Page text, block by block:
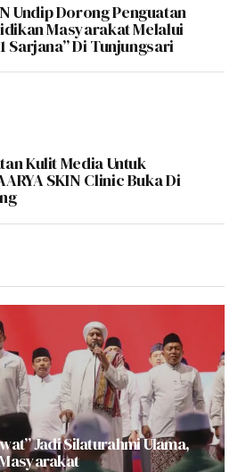
Undip Dorong Penguatan
Masyarakat Melalui
Sarjana” Di Tunjungsari
Kulit Media Untuk
SKIN Clinic Buka Di
Jadi Silaturahmi Ulama,